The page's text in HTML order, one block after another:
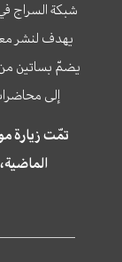
شبكة السراج
يهدف لنشر
يضمّ بساتين
إلى